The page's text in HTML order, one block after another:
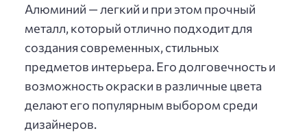
Алюминий — легкий и при этом прочный
металл, который отлично подходит для
создания современных, стильных
предметов интерьера. Его долговечность и
возможность окраски в различные цвета
делают его популярным выбором среди
дизайнеров.